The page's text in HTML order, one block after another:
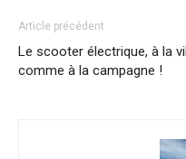
Article précédent
Le scooter électrique, à la
comme à la campagne !